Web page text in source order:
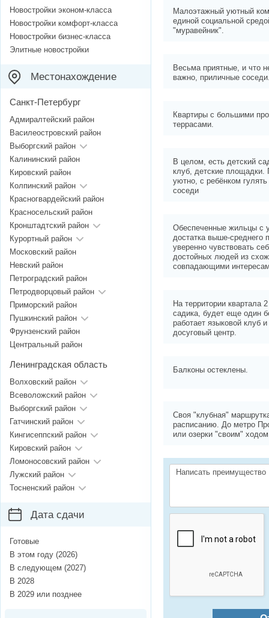
Малоэтажный уютный
единой социальной
"муравейник".
Весьма приятные, и что
важно, приличные
Квартиры с большими
террасами.
В целом, есть детский
клуб, детские площадки.
уютно, с ребёнком
соседи
Обеспеченные жильцы с
достатка выше-среднего
уверенно чувствовать
достойных людей из
совпадающими
На территории квартала
садика, будет еще один
работает языковой клуб
досуговый центр.
Балконы остеклены.
Своя "клубная"
расписанию. До метро
или озерки "своим"
Новостройки эконом-класса
Новостройки комфорт-класса
Новостройки бизнес-класса
Элитные новостройки
Местонахождение
Санкт-Петербург
Адмиралтейский район
Василеостровский район
Выборгский район
Калининский район
Кировский район
Колпинский район
Красногвардейский район
Красносельский район
Кронштадтский район
Курортный район
Московский район
Невский район
Петроградский район
Петродворцовый район
Приморский район
Пушкинский район
Фрунзенский район
Центральный район
Ленинградская область
Волховский район
Всеволожский район
Выборгский район
Гатчинский район
Кингисеппский район
Кировский район
Ломоносовский район
Лужский район
Тосненский район
Дата сдачи
Готовые
В этом году (2026)
В следующем (2027)
В 2028
В 2029 или позднее